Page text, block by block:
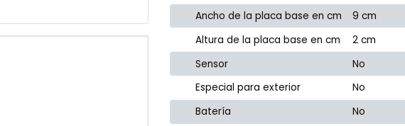
Ancho de la placa base en cm
9 cm
Altura de la placa base en cm
2 cm
Sensor
No
Especial para exterior
No
Batería
No